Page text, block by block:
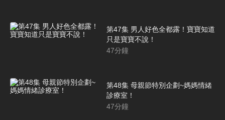
第47集 男人好色全都露！寶寶知道
只是寶寶不說！
47分鐘
第48集 母親節特別企劃~媽媽情緒
診療室！
47分鐘